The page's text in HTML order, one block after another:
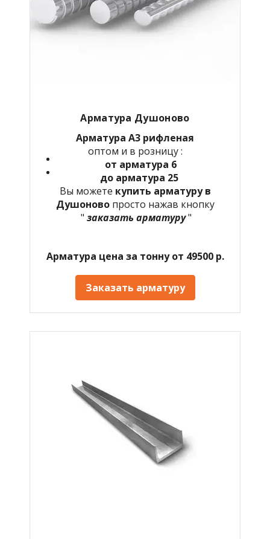
Арматура Душоново
Арматура А3 рифленая
оптом и в розницу :
от арматура 6
до арматура 25
Вы можете купить арматуру в
Душоново просто нажав кнопку
" заказать арматуру"
Арматура цена за тонну от 49500 р.
Заказать арматуру